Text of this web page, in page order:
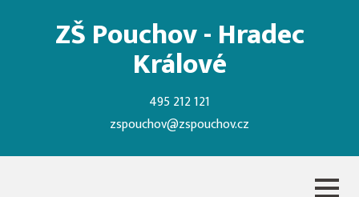
ZŠ Pouchov - Hradec
Králové
495 212 121
zspouchov@zspouchov.cz